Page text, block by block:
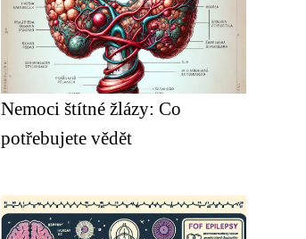
Nemoci štítné žlázy: Co
potřebujete vědět